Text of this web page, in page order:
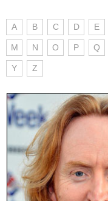
A B C D E
M N O P Q
Y Z